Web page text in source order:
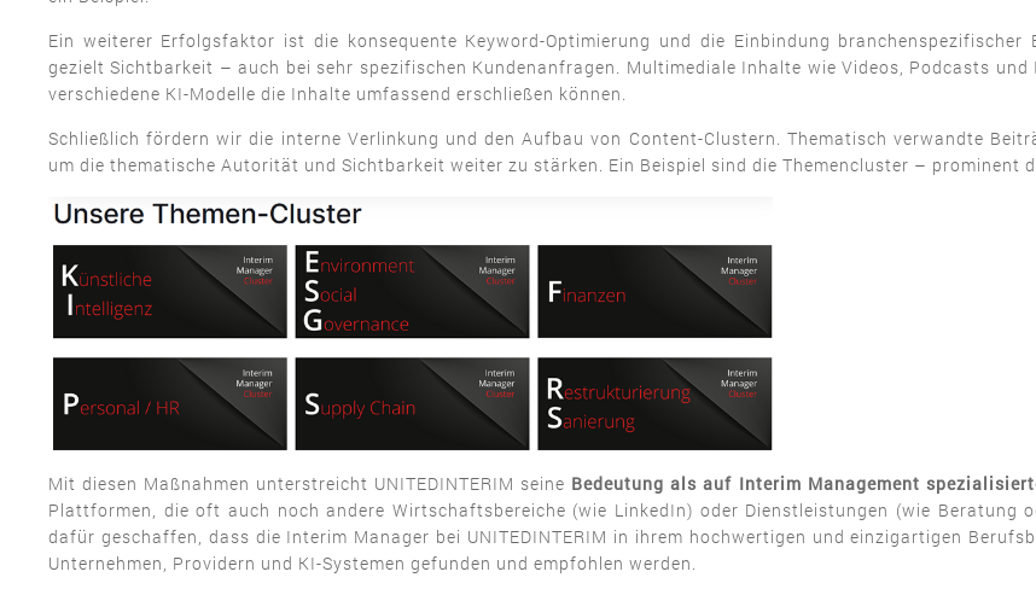
Ein weiterer Erfolgsfaktor ist die konsequente Keyword-Optimierung und die Einbindung
gezielt Sichtbarkeit – auch bei sehr spezifischen Kundenanfragen. Multimediale Inhalte wie Videos, Podcasts
verschiedene KI-Modelle die Inhalte umfassend erschließen können.
Schließlich fördern wir die interne Verlinkung und den Aufbau von Content-Clustern. Thematisch verwandte
um die thematische Autorität und Sichtbarkeit weiter zu stärken. Ein Beispiel sind die Themencluster – prominent
Mit diesen Maßnahmen unterstreicht UNITEDINTERIM seine Bedeutung als auf Interim Management
Plattformen, die oft auch noch andere Wirtschaftsbereiche (wie LinkedIn) oder Dienstleistungen (wie Beratung
dafür geschaffen, dass die Interim Manager bei UNITEDINTERIM in ihrem hochwertigen und einzigartigen
Unternehmen, Providern und KI-Systemen gefunden und empfohlen werden.